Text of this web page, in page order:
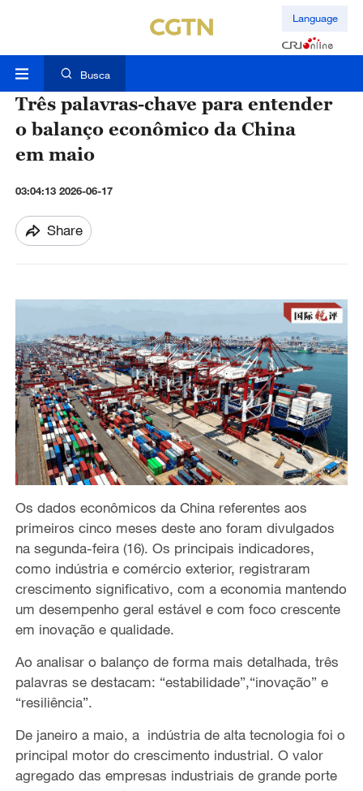
Language
Busca
Três palavras-chave para entender
o balanço econômico da China
em maio
03:04:13 2026-06-17
Share
Os dados econômicos da China referentes aos
primeiros cinco meses desteano foram divulgados
na segunda-feira (16). Os principais indicadores,
como indústria e comércio exterior, registraram
crescimento significativo, com a economia mantendo
um desempenho geral estável e com foco crescente
em inovação e qualidade.
Ao analisar o balanço de forma mais detalhada, três
palavras se destacam: “estabilidade”,“inovação” e
“resiliência”.
De janeiro a maio, a indústria de alta tecnologia foi o
principal motor do crescimento industrial. O valor
agregado das empresas industriais de grande porte